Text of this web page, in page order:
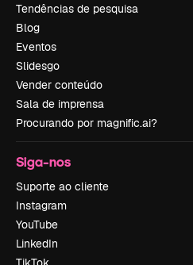
Tendências de pesquisa
Blog
Eventos
Slidesgo
Vender conteúdo
Sala de imprensa
Procurando por magnific.ai?
Siga-nos
Suporte ao cliente
Instagram
YouTube
LinkedIn